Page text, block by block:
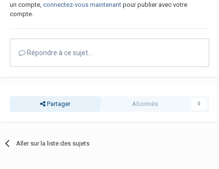
un compte, connectez-vous maintenant pour publier avec votre
compte.
Répondre à ce sujet…
Partager Abonnés 0
Aller sur la liste des sujets